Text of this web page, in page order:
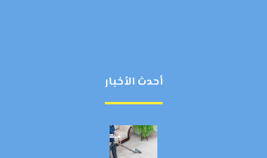
أحدث الأخبار